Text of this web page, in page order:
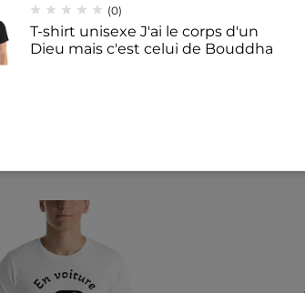
(0)
T-shirt unisexe J'ai le corps d'un
Dieu mais c'est celui de Bouddha